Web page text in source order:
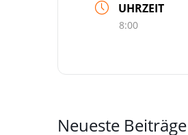
UHRZEIT
8:00
Neueste Beiträge